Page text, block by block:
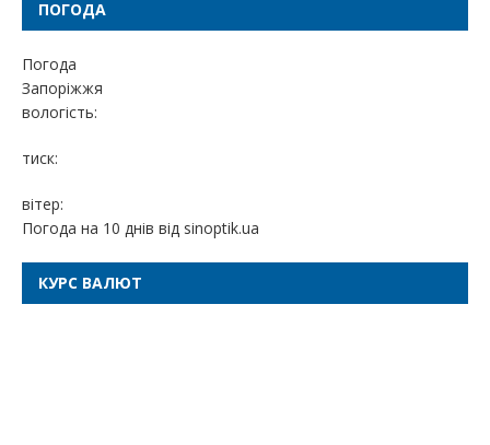
ПОГОДА
Погода
Запоріжжя
вологість:
тиск:
вітер:
Погода на 10 днів від sinoptik.ua
КУРС ВАЛЮТ